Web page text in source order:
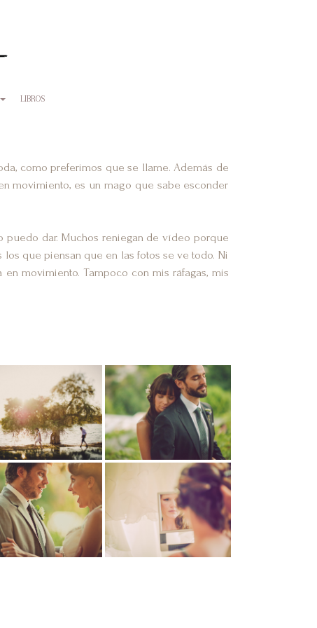
LIBROS
como preferimos que se llame. Además de
movimiento, es un mago que sabe esconder
puedo dar. Muchos reniegan de vídeo porque
que piensan que en las fotos se ve todo. Ni
movimiento. Tampoco con mis ráfagas, mis
Granada, España Granada, España
Montevideo, Uruguay Barcelona, España